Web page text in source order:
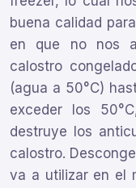
buena calidad
en que no nos
calostro
(agua a 50°C)
exceder los
destruye los
calostro.
va a utilizar en el